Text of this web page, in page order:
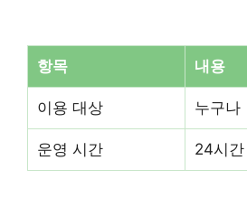
항목 내용
이용 대상 누구나
운영 시간 24시간